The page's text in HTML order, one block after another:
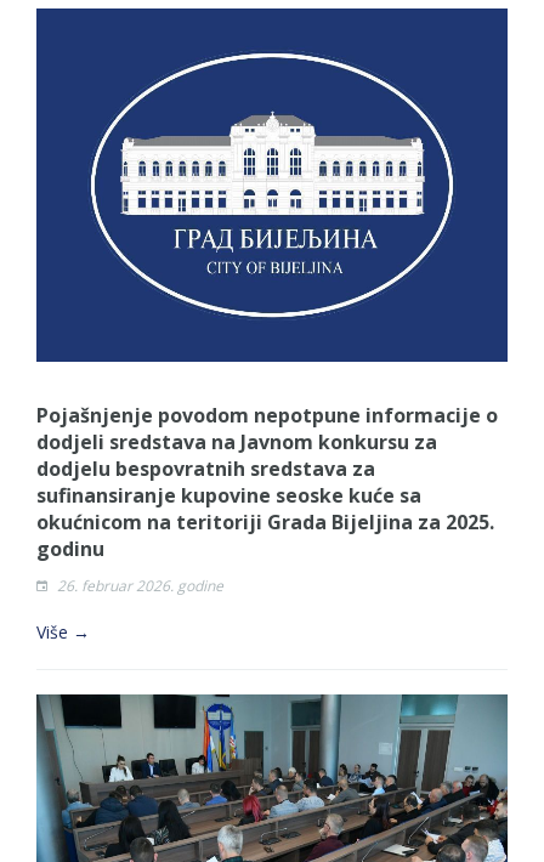
Pojašnjenje povodom nepotpune informacije o
dodjeli sredstava na Javnom konkursu za
dodjelu bespovratnih sredstava za
sufinansiranje kupovine seoske kuće sa
okućnicom na teritoriji Grada Bijeljina za 2025.
godinu
26. februar 2026. godine
Više →